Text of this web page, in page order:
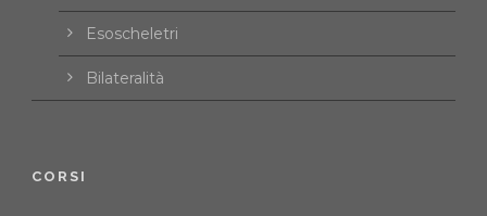
Esoscheletri
Bilateralità
CORSI